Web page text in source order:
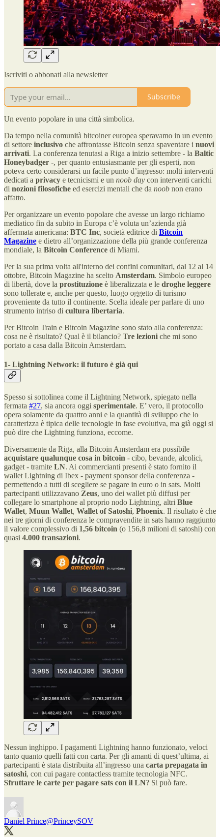
Iscriviti o abbonati alla newsletter
Subscribe
Un evento popolare in una città simbolica.
Da tempo nella comunità bitcoiner europea speravamo in un evento
di settore inclusivo che affrontasse Bitcoin senza spaventare i nuovi
arrivati. La conferenza tenutasi a Riga a inizio settembre - la Baltic
Honeybadger -, per quanto entusiasmante per gli esperti, non
poteva certo considerarsi un facile punto d’ingresso: molti interventi
dedicati a privacy e tecnicismi e un noob day con interventi carichi
di nozioni filosofiche ed esercizi mentali che da noob non erano
affatto.
Per organizzare un evento popolare che avesse un largo richiamo
mediatico fin da subito in Europa c’è voluta un’azienda già
affermata americana: BTC Inc, società editrice di Bitcoin
Magazine e dietro all’organizzazione della più grande conferenza
mondiale, la Bitcoin Conference di Miami.
Per la sua prima volta all'interno dei confini comunitari, dal 12 al 14
ottobre, Bitcoin Magazine ha scelto Amsterdam. Simbolo europeo
di libertà, dove la prostituzione è liberalizzata e le droghe leggere
sono tollerate e, anche per questo, luogo oggetto di turismo
proveniente da tutto il continente. Scelta ideale per parlare di uno
strumento intriso di cultura libertaria.
Per Bitcoin Train e Bitcoin Magazine sono stato alla conferenza:
cosa ne è risultato? Qual è il bilancio? Tre lezioni che mi sono
portato a casa dalla Bitcoin Amsterdam.
1- Lightning Network: il futuro è già qui
Spesso si sottolinea come il Lightning Network, spiegato nella
fermata #27, sia ancora oggi sperimentale. E’ vero, il protocollo
opera solamente da quattro anni e la quantità di sviluppo che lo
caratterizza è tipica delle tecnologie in fase evolutiva, ma già oggi si
può dire che Lightning funziona, eccome.
Diversamente da Riga, alla Bitcoin Amsterdam era possibile
acquistare qualunque cosa in bitcoin - cibo, bevande, alcolici,
gadget - tramite LN. Ai commercianti presenti è stato fornito il
wallet Lightning di Ibex - payment sponsor della conferenza -
permettendo a tutti di scegliere se pagare in euro o in sats. Molti
partecipanti utilizzavano Zeus, uno dei wallet più diffusi per
collegare lo smartphone al proprio nodo Lightning, altri Blue
Wallet, Muun Wallet, Wallet of Satoshi, Phoenix. Il risultato è che
nei tre giorni di conferenza le compravendite in sats hanno raggiunto
il valore complessivo di 1,56 bitcoin (o 156,8 milioni di satoshi) con
quasi 4.000 transazioni.
Nessun inghippo. I pagamenti Lightning hanno funzionato, veloci
tanto quanto quelli fatti con carta. Per gli amanti di quest’ultima, ai
partecipanti è stata distribuita all’ingresso una carta prepagata in
satoshi, con cui pagare contactless tramite tecnologia NFC.
Sfruttare le carte per pagare sats con il LN? Si può fare.
Daniel Prince@PrinceySOV